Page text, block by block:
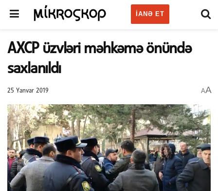
IANƏ ET
AXCP üzvləri məhkəmə önündə
saxlanıldı
25 Yanvar 2019 AA